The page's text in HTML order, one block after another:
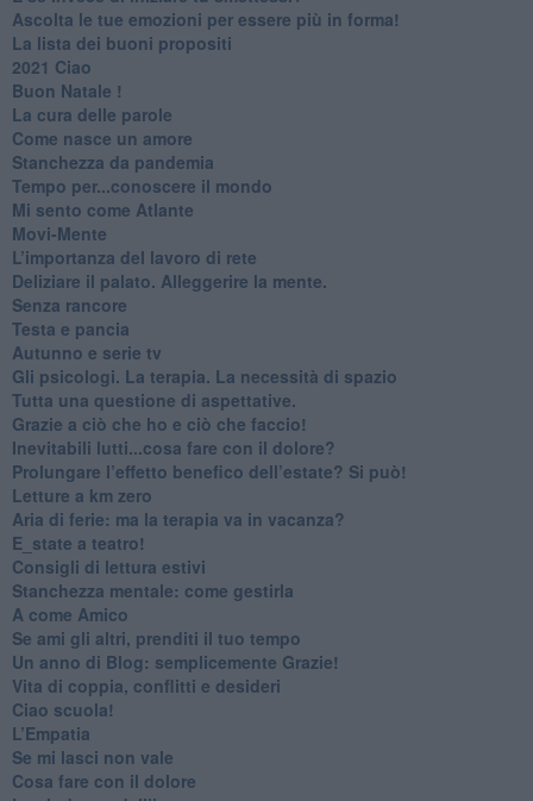
​Ascolta le tue emozioni per essere più in forma!
​La lista dei buoni propositi
2021 Ciao
Buon Natale !
​La cura delle parole
​Come nasce un amore
Stanchezza da pandemia
​Tempo per...conoscere il mondo
​Mi sento come Atlante
​Movi-Mente
​L’importanza del lavoro di rete
​Deliziare il palato. Alleggerire la mente.
​Senza rancore
​Testa e pancia
​Autunno e serie tv
​Gli psicologi. La terapia. La necessità di spazio
​Tutta una questione di aspettative.
​Grazie a ciò che ho e ciò che faccio!
​Inevitabili lutti...cosa fare con il dolore?
Prolungare l’effetto benefico dell’estate? Si può!
​Letture a km zero
​Aria di ferie: ma la terapia va in vacanza?
​E_state a teatro!
​Consigli di lettura estivi
​Stanchezza mentale: come gestirla
​A come Amico
​Se ami gli altri, prenditi il tuo tempo
​Un anno di Blog: semplicemente Grazie!
​Vita di coppia, conflitti e desideri
​Ciao scuola!
​L’Empatia
​Se mi lasci non vale
Cosa fare con il dolore